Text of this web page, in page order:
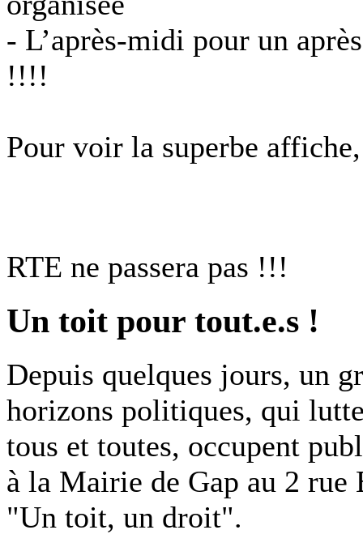
- L’après-midi pour un
!!!!
Pour voir la superbe
RTE ne passera pas !!!
Un toit pour tout.e.s !
Depuis quelques jours, un
horizons politiques, qui
tous et toutes, occupent
à la Mairie de Gap au 2
"Un toit, un droit".